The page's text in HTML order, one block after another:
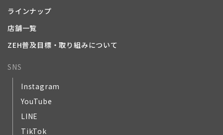
ラインナップ
店舗一覧
ZEH普及目標・取り組みについて
SNS
Instagram
YouTube
LINE
TikTok